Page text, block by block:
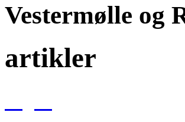
Vestermølle og
artikler